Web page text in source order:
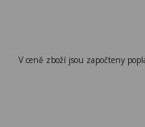
V ceně zboží jsou započteny